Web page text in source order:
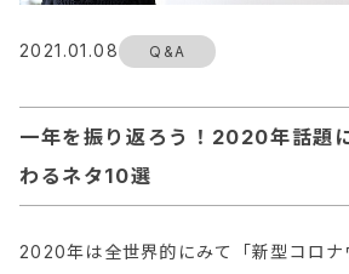
2021.01.08 Q&A
一年を振り返ろう！2020年話題
わるネタ10選
2020年は全世界的にみて「新型コロ